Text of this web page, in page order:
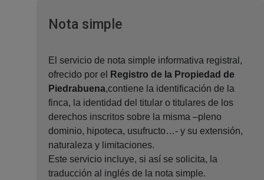
Nota simpleVentana nueva
El servicio de nota simple informativa registral,
ofrecido por el
Registro de la Propiedad de
Piedrabuena,contiene la identificación de la
finca, la identidad del titular o titulares de los
derechos inscritos sobre la misma –pleno
dominio, hipoteca, usufructo…- y su extensión,
naturaleza y limitaciones.
Este servicio incluye, si así se solicita, la
traducción al inglés de la nota simple.